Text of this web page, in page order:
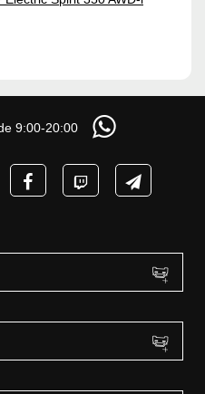
9:00-20:00